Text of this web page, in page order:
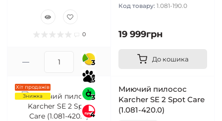
0
Код товару: 1.081-190.0
19 999грн
До кошика
Хіт продажів
Знижка
3
3
3
4
Миючий пилосос
Karcher SE 2 Spot Care
(1.081-420.0)